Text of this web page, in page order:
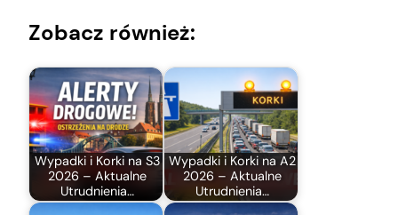
Zobacz również:
Wypadki i Korki na S3
2026 – Aktualne
Utrudnienia…
Wypadki i Korki na A2
2026 – Aktualne
Utrudnienia…